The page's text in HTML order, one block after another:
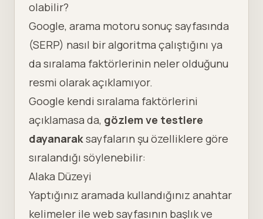
olabilir?
Google, arama motoru sonuç sayfasında
(SERP) nasıl bir algoritma çalıştığını ya
da sıralama faktörlerinin neler olduğunu
resmi olarak açıklamıyor.
Google kendi sıralama faktörlerini
açıklamasa da, gözlem ve testlere
dayanaraksayfaların şu özelliklere göre
sıralandığı söylenebilir:
Alaka Düzeyi
Yaptığınız aramada kullandığınız anahtar
kelimeler ile web sayfasının başlık ve